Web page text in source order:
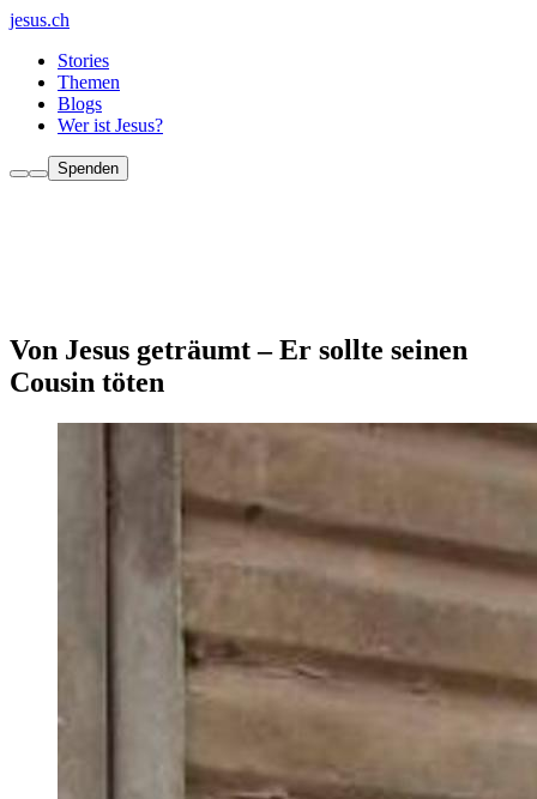
jesus.ch
Stories
Themen
Blogs
Wer ist Jesus?
Spenden
Von Jesus geträumt – Er sollte seinen
Cousin töten